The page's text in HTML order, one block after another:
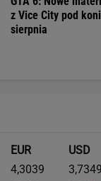
z Vice City pod
sierpnia
EUR
4,3039
USD
3,7349